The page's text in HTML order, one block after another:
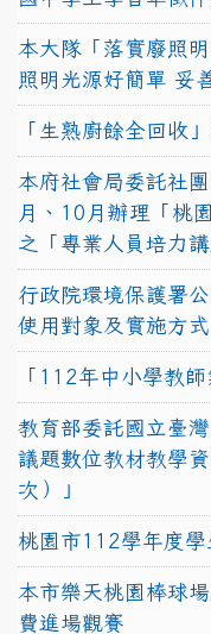
本大隊「落實廢照
照明光源好簡單 妥
「生熟廚餘全回收
本府社會局委託社
月、10月辦理「桃
之「專業人員培力講
行政院環境保護署
使用對象及實施方
「112年中小學教
教育部委託國立臺
議題數位教材教學
次）」
桃園市112學年度
本市樂天桃園棒球
費進場觀賽